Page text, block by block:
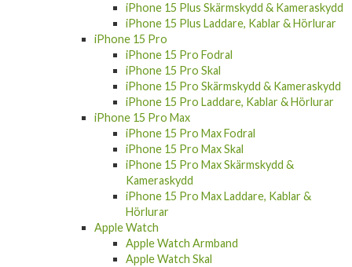
iPhone 15 Plus Skärmskydd & Kameraskydd
iPhone 15 Plus Laddare, Kablar & Hörlurar
iPhone 15 Pro
iPhone 15 Pro Fodral
iPhone 15 Pro Skal
iPhone 15 Pro Skärmskydd & Kameraskydd
iPhone 15 Pro Laddare, Kablar & Hörlurar
iPhone 15 Pro Max
iPhone 15 Pro Max Fodral
iPhone 15 Pro Max Skal
iPhone 15 Pro Max Skärmskydd &
Kameraskydd
iPhone 15 Pro Max Laddare, Kablar &
Hörlurar
Apple Watch
Apple Watch Armband
Apple Watch Skal